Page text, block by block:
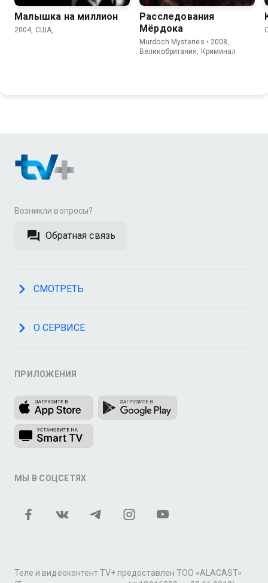
Малышка на миллион
2004, США,
Расследования
Мёрдока
Murdoch Mysteries • 2008,
Великобритания, Криминал
Возникли вопросы?
Обратная связь
СМОТРЕТЬ
О СЕРВИСЕ
ПРИЛОЖЕНИЯ
МЫ В СОЦСЕТЯХ
Теле и видеоконтент TV+ предоставлен ТОО «ALACAST»